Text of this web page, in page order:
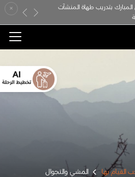
بتدريب طهاة المنشآت
Previous
Next
×
القيام بها المشي والتجوال